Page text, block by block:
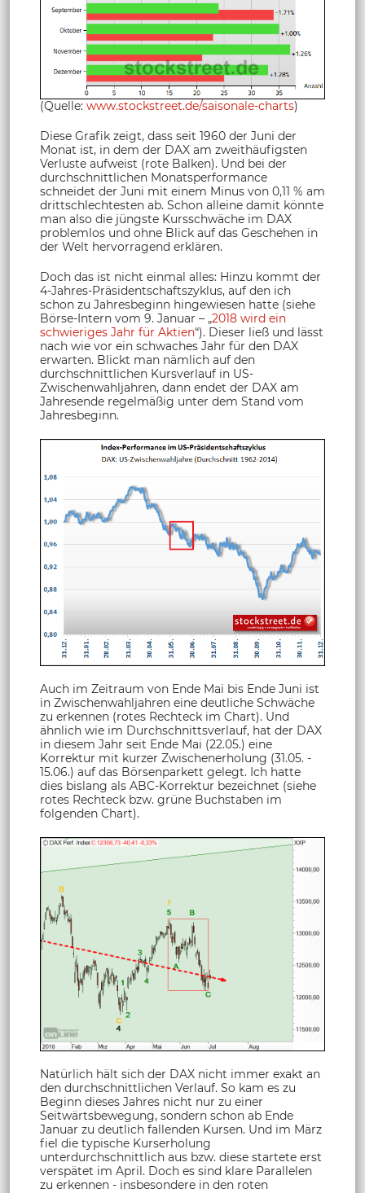
(Quelle: www.stockstreet.de/saisonale-charts)
Diese Grafik zeigt, dass seit 1960 der Juni der
Monat ist, in dem der DAX am zweithäufigsten
Verluste aufweist (rote Balken). Und bei der
durchschnittlichen Monatsperformance
schneidet der Juni mit einem Minus von 0,11 % am
drittschlechtesten ab. Schon alleine damit könnte
man also die jüngste Kursschwäche im DAX
problemlos und ohne Blick auf das Geschehen in
der Welt hervorragend erklären.
Doch das ist nicht einmal alles: Hinzu kommt der
4-Jahres-Präsidentschaftszyklus, auf den ich
schon zu Jahresbeginn hingewiesen hatte (siehe
Börse-Intern vom 9. Januar – „2018 wird ein
schwieriges Jahr für Aktien“). Dieser ließ und lässt
nach wie vor ein schwaches Jahr für den DAX
erwarten. Blickt man nämlich auf den
durchschnittlichen Kursverlauf in US-
Zwischenwahljahren, dann endet der DAX am
Jahresende regelmäßig unter dem Stand vom
Jahresbeginn.
Auch im Zeitraum von Ende Mai bis Ende Juni ist
in Zwischenwahljahren eine deutliche Schwäche
zu erkennen (rotes Rechteck im Chart). Und
ähnlich wie im Durchschnittsverlauf, hat der DAX
in diesem Jahr seit Ende Mai (22.05.) eine
Korrektur mit kurzer Zwischenerholung (31.05. -
15.06.) auf das Börsenparkett gelegt. Ich hatte
dies bislang als ABC-Korrektur bezeichnet (siehe
rotes Rechteck bzw. grüne Buchstaben im
folgenden Chart).
Natürlich hält sich der DAX nicht immer exakt an
den durchschnittlichen Verlauf. So kam es zu
Beginn dieses Jahres nicht nur zu einer
Seitwärtsbewegung, sondern schon ab Ende
Januar zu deutlich fallenden Kursen. Und im März
fiel die typische Kurserholung
unterdurchschnittlich aus bzw. diese startete erst
verspätet im April. Doch es sind klare Parallelen
zu erkennen - insbesondere in den roten